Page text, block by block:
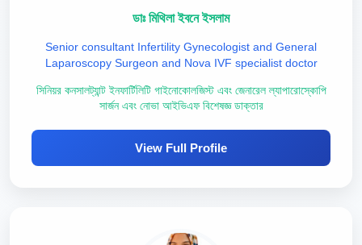
ডাঃ মিথিলা ইবনে ইসলাম
Senior consultant Infertility Gynecologist and General
Laparoscopy Surgeon and Nova IVF specialist doctor
সিনিয়র কনসালট্যান্ট ইনফার্টিলিটি গাইনোকোলজিস্ট এবং জেনারেল ল্যাপারোস্কোপি
সার্জন এবং নোভা আইভিএফ বিশেষজ্ঞ ডাক্তার
View Full Profile